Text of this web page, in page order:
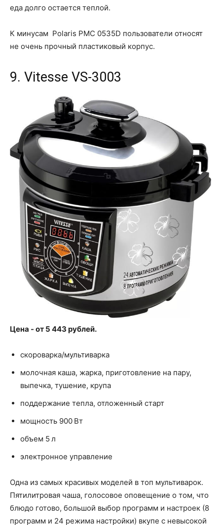
еда долго остается теплой.
К минусам Polaris PMC 0535D пользователи относят
не очень прочный пластиковый корпус.
9. Vitesse VS-3003
Цена - от 5 443 рублей.
скороварка/мультиварка
молочная каша, жарка, приготовление на пару,
выпечка, тушение, крупа
поддержание тепла, отложенный старт
мощность 900 Вт
объем 5 л
электронное управление
Одна из самых красивых моделей в топ мультиварок.
Пятилитровая чаша, голосовое оповещение о том, что
блюдо готово, большой выбор программ и настроек (8
программ и 24 режима настройки) вкупе с невысокой